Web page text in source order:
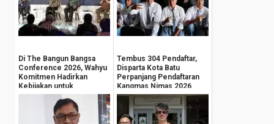
Di The Bangun Bangsa
Conference 2026, Wahyu
Komitmen Hadirkan
Kebijakan untuk
Kesejahteraan
Masyarak...
Tembus 304 Pendaftar,
Disparta Kota Batu
Perpanjang Pendaftaran
Kangmas Nimas 2026
Hingga 15 Agustus